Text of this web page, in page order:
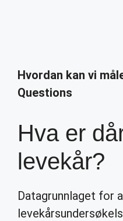
Hvordan kan vi
Questions
Hva er
levekår?
Datagrunnlaget for